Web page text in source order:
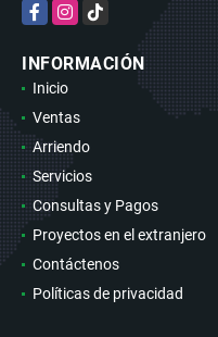
FacebookInstagram
TikTok
INFORMACIÓN
Inicio
Ventas
Arriendo
Servicios
Consultas y Pagos
Proyectos en el extranjero
Contáctenos
Políticas de privacidad